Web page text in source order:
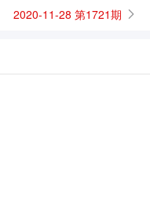
2020-11-28 第1721期